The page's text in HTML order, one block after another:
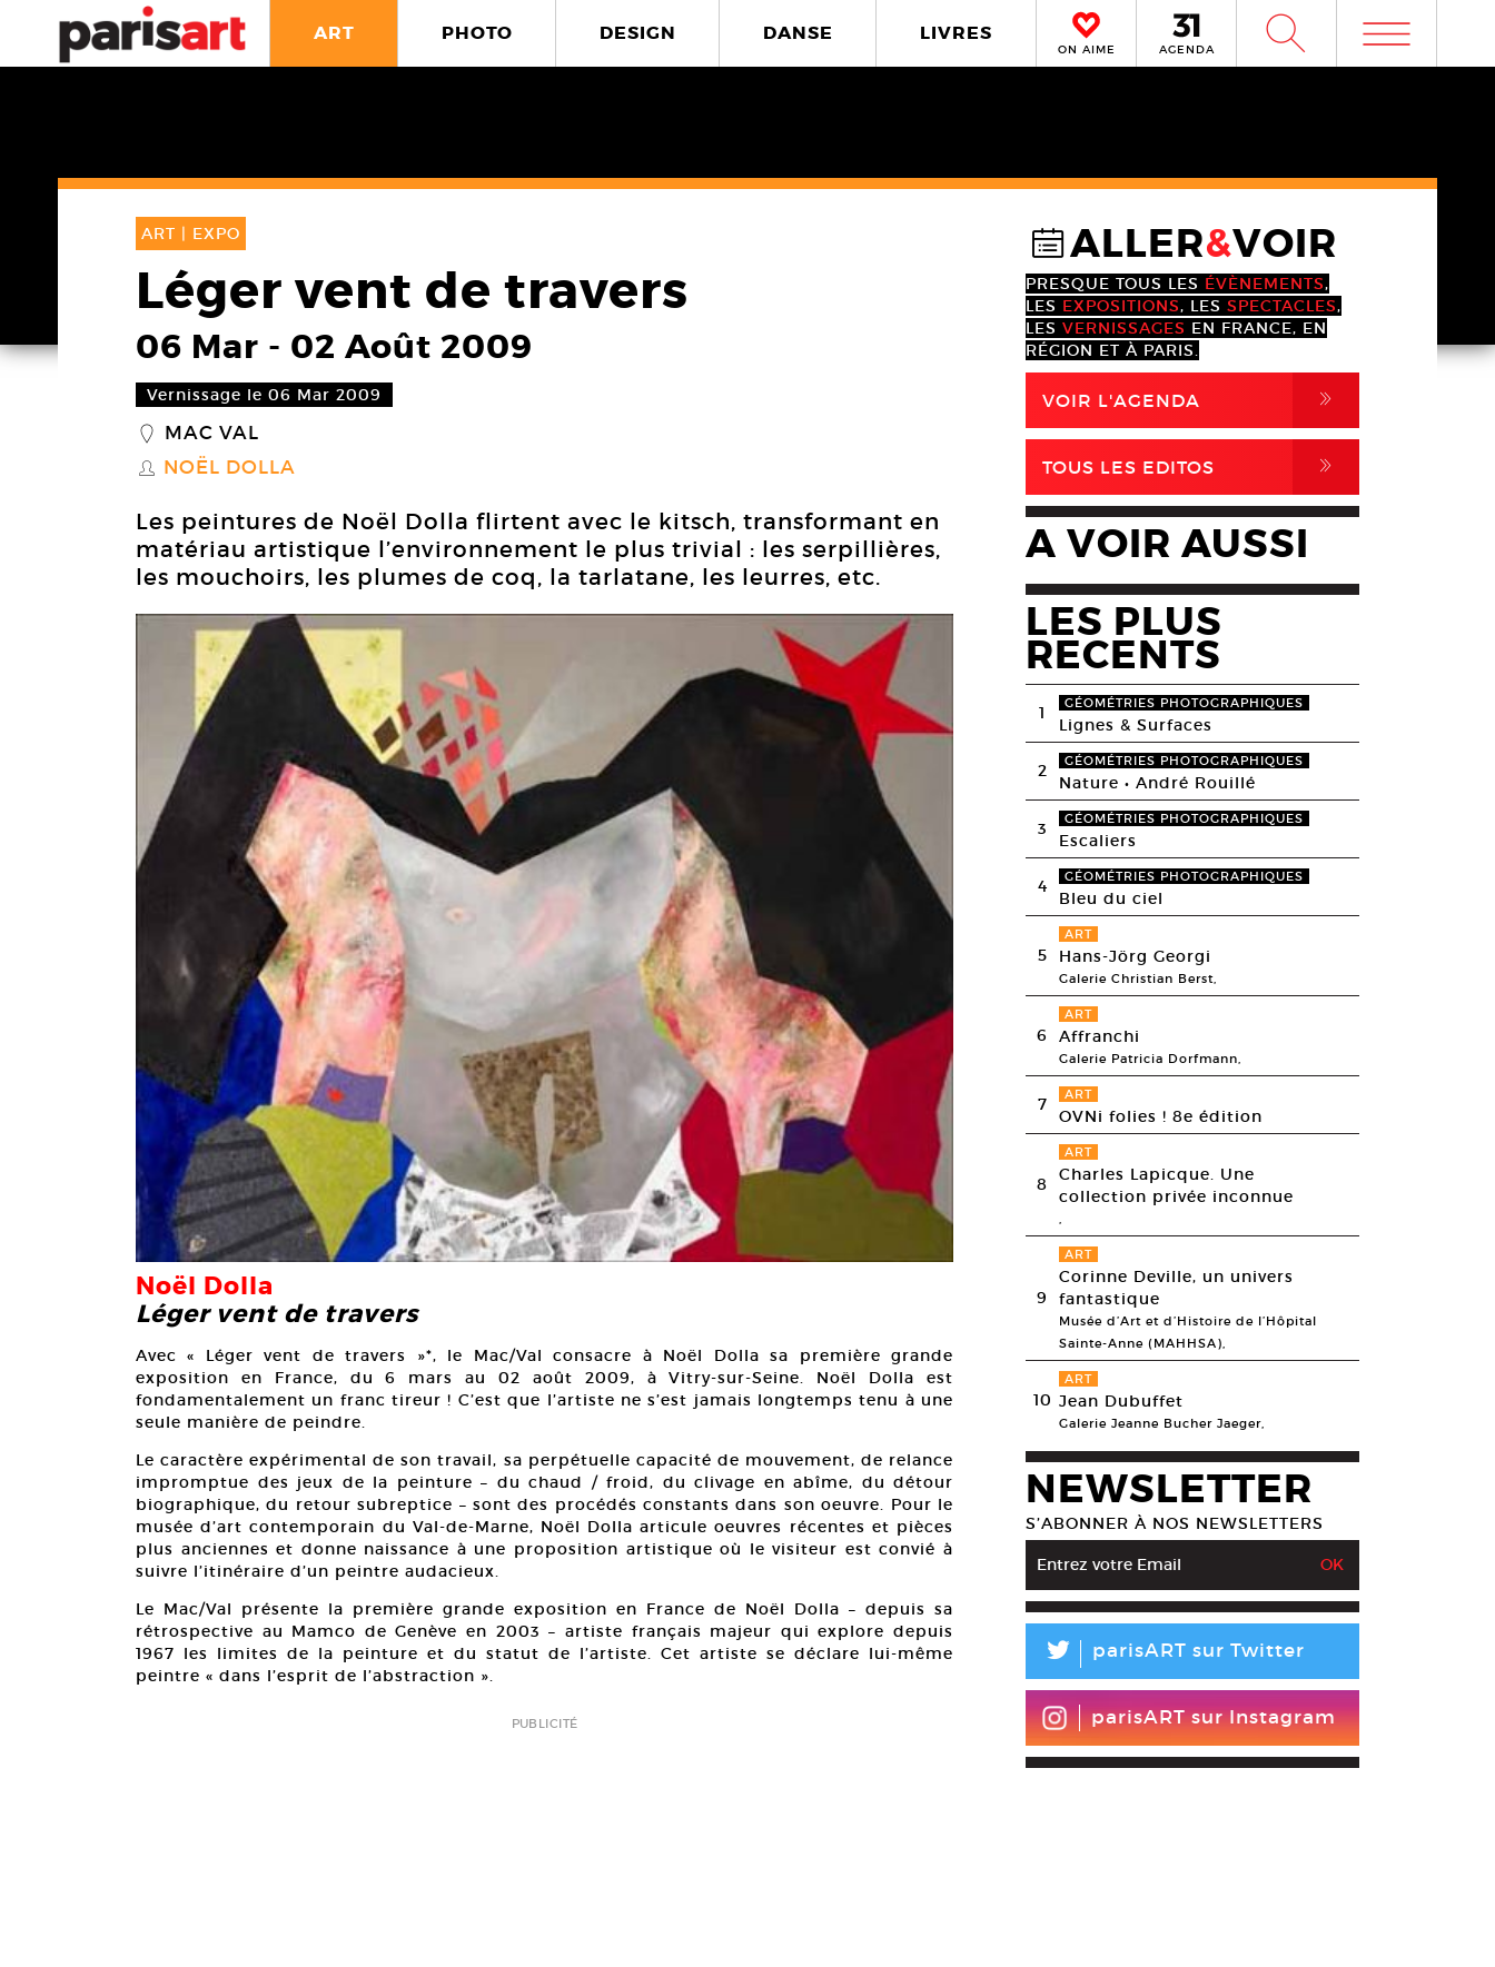
ART PHOTO DESIGN DANSE LIVRES
ON AIME AGENDA W m
ART | EXPO
Léger vent de travers
06 Mar - 02 Août 2009
Vernissage le 06 Mar 2009
_ MAC VAL
S NOËL DOLLA
Les peintures de Noël Dolla flirtent avec le kitsch, transformant en
matériau artistique l’environnement le plus trivial : les serpillières,
les mouchoirs, les plumes de coq, la tarlatane, les leurres, etc.
Noël Dolla
Léger vent de travers
Avec « Léger vent de travers »*, le Mac/Val consacre à Noël Dolla sa première grande
exposition en France, du 6 mars au 02 août 2009, à Vitry-sur-Seine. Noël Dolla est
fondamentalement un franc tireur ! C’est que l’artiste ne s’est jamais longtemps tenu à une
seule manière de peindre.
Le caractère expérimental de son travail, sa perpétuelle capacité de mouvement, de relance
impromptue des jeux de la peinture – du chaud / froid, du clivage en abîme, du détour
biographique, du retour subreptice – sont des procédés constants dans son oeuvre. Pour le
musée d’art contemporain du Val-de-Marne, Noël Dolla articule oeuvres récentes et pièces
plus anciennes et donne naissance à une proposition artistique où le visiteur est convié à
suivre l’itinéraire d’un peintre audacieux.
Le Mac/Val présente la première grande exposition en France de Noël Dolla – depuis sa
rétrospective au Mamco de Genève en 2003 – artiste français majeur qui explore depuis
1967 les limites de la peinture et du statut de l’artiste. Cet artiste se déclare lui-même
peintre « dans l’esprit de l’abstraction ».
PUBLICITÉ
@ALLER&VOIR
PRESQUE TOUS LES ÉVÈNEMENTS,
LES EXPOSITIONS, LES SPECTACLES,
LES VERNISSAGES EN FRANCE, EN
RÉGION ET À PARIS.
VOIR L'AGENDA ,
TOUS LES EDITOS ,
A VOIR AUSSI
LES PLUS
RECENTS
1 GÉOMÉTRIES PHOTOGRAPHIQUES
Lignes & Surfaces
2 GÉOMÉTRIES PHOTOGRAPHIQUES
Nature • André Rouillé
3 GÉOMÉTRIES PHOTOGRAPHIQUES
Escaliers
4 GÉOMÉTRIES PHOTOGRAPHIQUES
Bleu du ciel
5
ART
Hans-Jörg Georgi
Galerie Christian Berst,
6
ART
Affranchi
Galerie Patricia Dorfmann,
7 ART
OVNi folies ! 8e édition
8
ART
Charles Lapicque. Une
collection privée inconnue
,
9
ART
Corinne Deville, un univers
fantastique
Musée d’Art et d’Histoire de l’Hôpital
Sainte-Anne (MAHHSA),
10
ART
Jean Dubuffet
Galerie Jeanne Bucher Jaeger,
NEWSLETTER
S’ABONNER À NOS NEWSLETTERS
L parisART sur Twitter
parisART sur Instagram